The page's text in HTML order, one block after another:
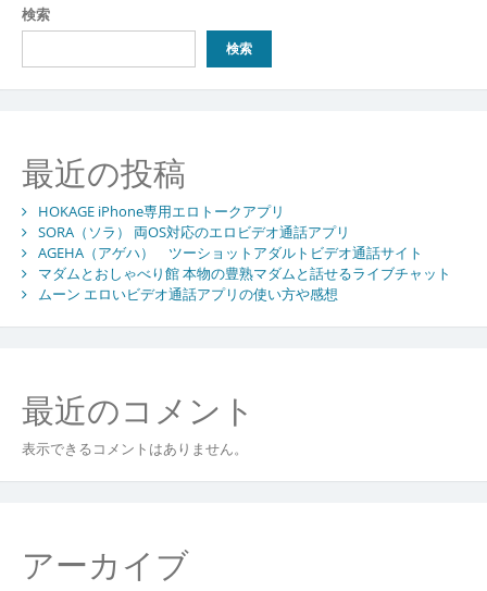
ビ
ゲ
ー
ョ
ン
検索
検索
最近の投稿
HOKAGE iPhone専用エロトークアプリ
SORA（ソラ） 両OS対応のエロビデオ通話アプリ
AGEHA（アゲハ） ツーショットアダルトビデオ通話サイト
マダムとおしゃべり館 本物の豊熟マダムと話せるライブチャット
ムーン エロいビデオ通話アプリの使い方や感想
最近のコメント
表示できるコメントはありません。
アーカイブ